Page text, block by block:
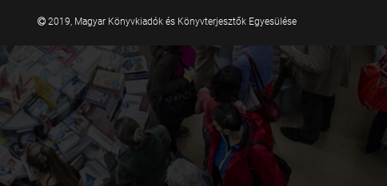
2019, Magyar Könyvkiadók és Könyvterjesztők Egyesülése